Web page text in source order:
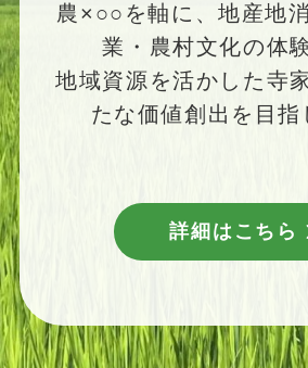
農×○○を軸に、地産地
業・農村文化の体
地域資源を活かした寺
たな価値創出を目指
詳細はこちら